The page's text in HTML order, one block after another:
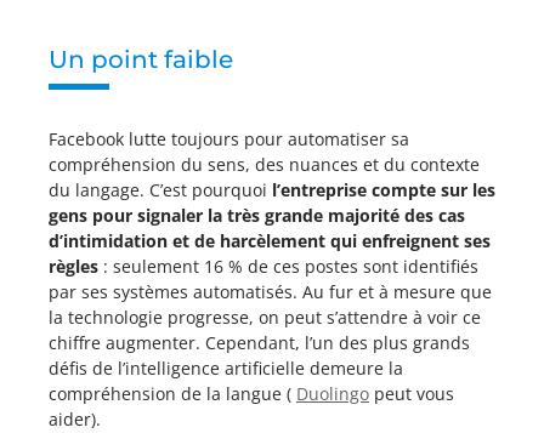
Un point faible
Facebook lutte toujours pour automatiser sa
compréhension du sens, des nuances et du contexte
du langage. C’est pourquoi l’entreprise compte sur les
gens pour signaler la très grande majorité des cas
d’intimidation et de harcèlement qui enfreignent ses
règles : seulement 16 % de ces postes sont identifiés
par ses systèmes automatisés. Au fur et à mesure que
la technologie progresse, on peut s’attendre à voir ce
chiffre augmenter. Cependant, l’un des plus grands
défis de l’intelligence artificielle demeure la
compréhension de la langue ( Duolingo peut vous
aider).